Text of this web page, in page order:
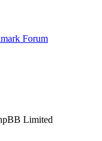
Forum
Limited